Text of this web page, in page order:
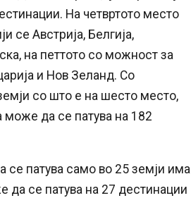
На четвртото место
се Австрија, Белгија,
на петтото со можност за
и Нов Зеланд. Со
со што е на шесто место,
да се патува на 182
се патува само во 25 земји има
да се патува на 27 дестинации